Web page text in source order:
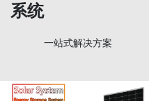
系统
一站式解决方案